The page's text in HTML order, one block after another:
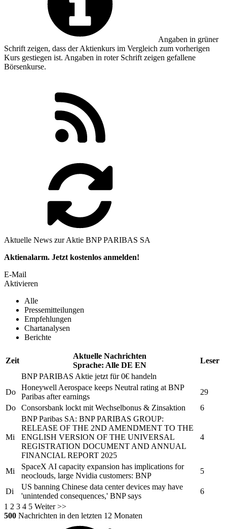
Angaben in grüner
Schrift zeigen, dass der Aktienkurs im Vergleich zum vorherigen
Kurs gestiegen ist. Angaben in roterSchrift zeigen gefallene
Börsenkurse.
Aktuelle News zur Aktie BNP PARIBAS SA
Aktienalarm. Jetzt kostenlos anmelden!
E-Mail
Aktivieren
Alle
Pressemitteilungen
Empfehlungen
Chartanalysen
Berichte
Zeit
Aktuelle Nachrichten
Sprache: Alle DE EN
Leser
BNP PARIBAS Aktie jetzt für 0€ handeln
Do
Honeywell Aerospace keeps Neutral rating at BNP
Paribas after earnings
29
Do
Consorsbank lockt mit Wechselbonus & Zinsaktion 6
Mi
BNP Paribas SA: BNP PARIBAS GROUP:
RELEASE OF THE 2ND AMENDMENT TO THE
ENGLISH VERSION OF THE UNIVERSAL
REGISTRATION DOCUMENT AND ANNUAL
FINANCIAL REPORT 2025
4
Mi
SpaceX AI capacity expansion has implications for
neoclouds, large Nvidia customers: BNP
5
Di
US banning Chinese data center devices may have
'unintended consequences,' BNPsays
6
1 2 3 4 5 Weiter >>
500 Nachrichten in den letzten 12 Monaten